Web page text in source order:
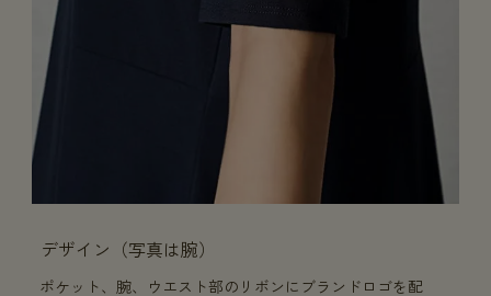
デザイン（写真は腕）
ポケット、腕、ウエスト部のリボンにブランドロゴを配